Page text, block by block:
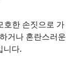
호한 손짓으로 가
거나 혼란스러운
니다.